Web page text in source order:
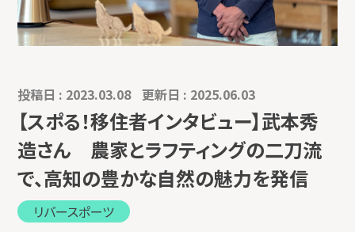
投稿日 : 2023.03.08 更新日 : 2025.06.03
【スポる！移住者インタビュー】武本秀
造さん 農家とラフティングの二刀流
で、高知の豊かな自然の魅力を発信
リバースポーツ